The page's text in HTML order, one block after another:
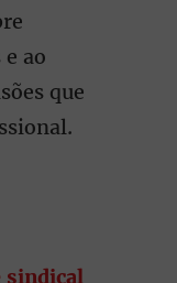
ao
que
sindical